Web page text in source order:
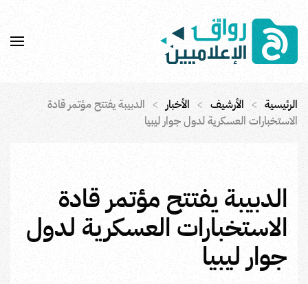
Skip to main content
الرئيسية الأرشيف الأخبار
الدبيبة يفتتح مؤتمر قادة
الاستخبارات العسكرية لدول جوار ليبيا
الدبيبة يفتتح مؤتمر قادة
الاستخبارات العسكرية لدول
جوار ليبيا